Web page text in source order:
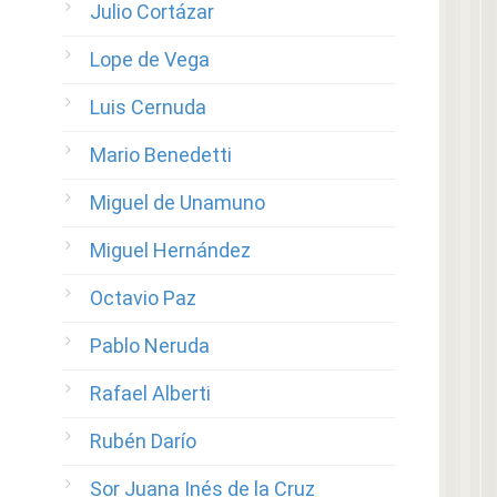
Julio Cortázar
Lope de Vega
Luis Cernuda
Mario Benedetti
Miguel de Unamuno
Miguel Hernández
Octavio Paz
Pablo Neruda
Rafael Alberti
Rubén Darío
Sor Juana Inés de la Cruz